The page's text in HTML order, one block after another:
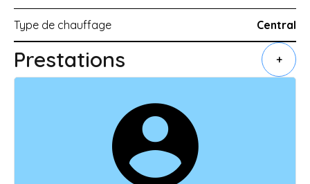
Type de chauffage Central
Prestations +